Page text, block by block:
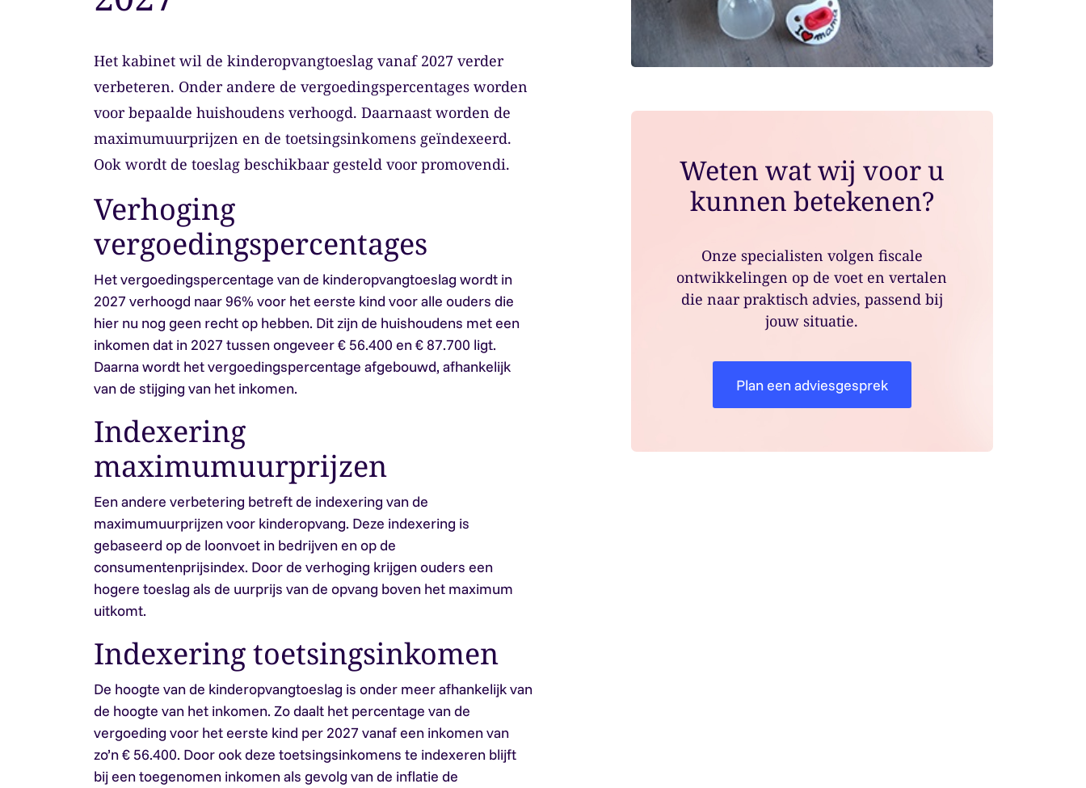
Het kabinet wil de kinderopvangtoeslag vanaf 2027 verder
verbeteren. Onder andere de vergoedingspercentages worden
voor bepaalde huishoudens verhoogd. Daarnaast worden de
maximumuurprijzen en de toetsingsinkomens geïndexeerd.
Ook wordt de toeslag beschikbaar gesteld voor promovendi.
Verhoging
vergoedingspercentages
Het vergoedingspercentage van de kinderopvangtoeslag wordt in
2027 verhoogd naar 96% voor het eerste kind voor alle ouders die
hier nu nog geen recht op hebben. Dit zijn de huishoudens met een
inkomen dat in 2027 tussen ongeveer € 56.400 en € 87.700 ligt.
Daarna wordt het vergoedingspercentage afgebouwd, afhankelijk
van de stijging van het inkomen.
Indexering
maximumuurprijzen
Een andere verbetering betreft de indexering van de
maximumuurprijzen voor kinderopvang. Deze indexering is
gebaseerd op de loonvoet in bedrijven en op de
consumentenprijsindex. Door de verhoging krijgen ouders een
hogere toeslag als de uurprijs van de opvang boven het maximum
uitkomt.
Indexering toetsingsinkomen
De hoogte van de kinderopvangtoeslag is onder meer afhankelijk van
de hoogte van het inkomen. Zo daalt het percentage van de
vergoeding voor het eerste kind per 2027 vanaf een inkomen van
zo’n € 56.400. Door ook deze toetsingsinkomens te indexeren blijft
bij een toegenomen inkomen als gevolg van de inflatie de
Weten wat wij voor u
kunnen betekenen?
Onze specialisten volgen fiscale
ontwikkelingen op de voet en vertalen
die naar praktisch advies, passend bij
jouw situatie.
Plan een adviesgesprek